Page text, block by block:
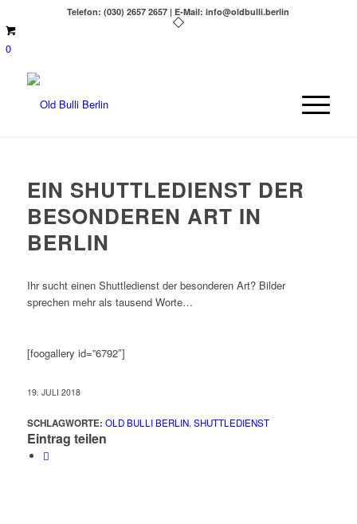
Telefon: (030) 2657 2657 | E-Mail: info@oldbulli.berlin
0
EIN SHUTTLEDIENST DER
BESONDEREN ART IN
BERLIN
Ihr sucht einen Shuttledienst der besonderen Art? Bilder
sprechen mehr als tausend Worte…
[foogallery id=”6792″]
19. JULI 2018
SCHLAGWORTE: OLD BULLI BERLIN, SHUTTLEDIENST
Eintrag teilen